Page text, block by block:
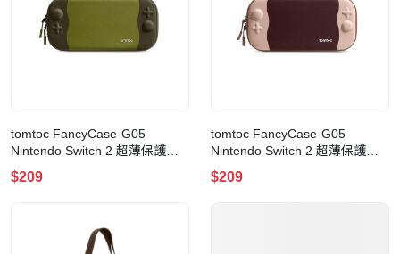
tomtoc FancyCase-G05
Nintendo Switch 2 超薄保護殼 -
雪糕系列(G05S3T2)(Matcha)
$209
tomtoc FancyCase-G05
Nintendo Switch 2 超薄保護殼 -
雪糕系列(G05S3P2)(Cherry)
$209